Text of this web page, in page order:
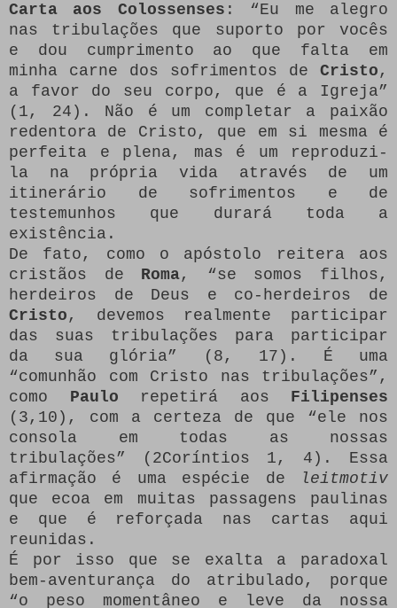
Carta aos Colossenses : “Eu me alegro
nas tribulações que suporto por vocês
e dou cumprimento ao que falta em
minha carne dos sofrimentos de Cristo ,
a favor do seu corpo, que é a Igreja”
(1, 24). Não é um completar a paixão
redentora de Cristo, que em si mesma é
perfeita e plena, mas é um reproduzi-
la na própria vida através de um
itinerário de sofrimentos e de
testemunhos que durará toda a
existência.
De fato, como o apóstolo reitera aos
cristãos de Roma, “se somos filhos,
herdeiros de Deus e co-herdeiros de
Cristo , devemos realmente participar
das suas tribulações para participar
da sua glória” (8, 17). É uma
“comunhão com Cristo nas tribulações”,
como Paulo repetirá aos Filipenses
(3,10), com a certeza de que “ele nos
consola em todas as nossas
tribulações” (2Coríntios 1, 4). Essa
afirmação é uma espécie de
leitmotiv
que ecoa em muitas passagens paulinas
e que é reforçada nas cartas aqui
reunidas.
É por isso que se exalta a paradoxal
bem-aventurança do atribulado, porque
“o peso momentâneo e leve da nossa